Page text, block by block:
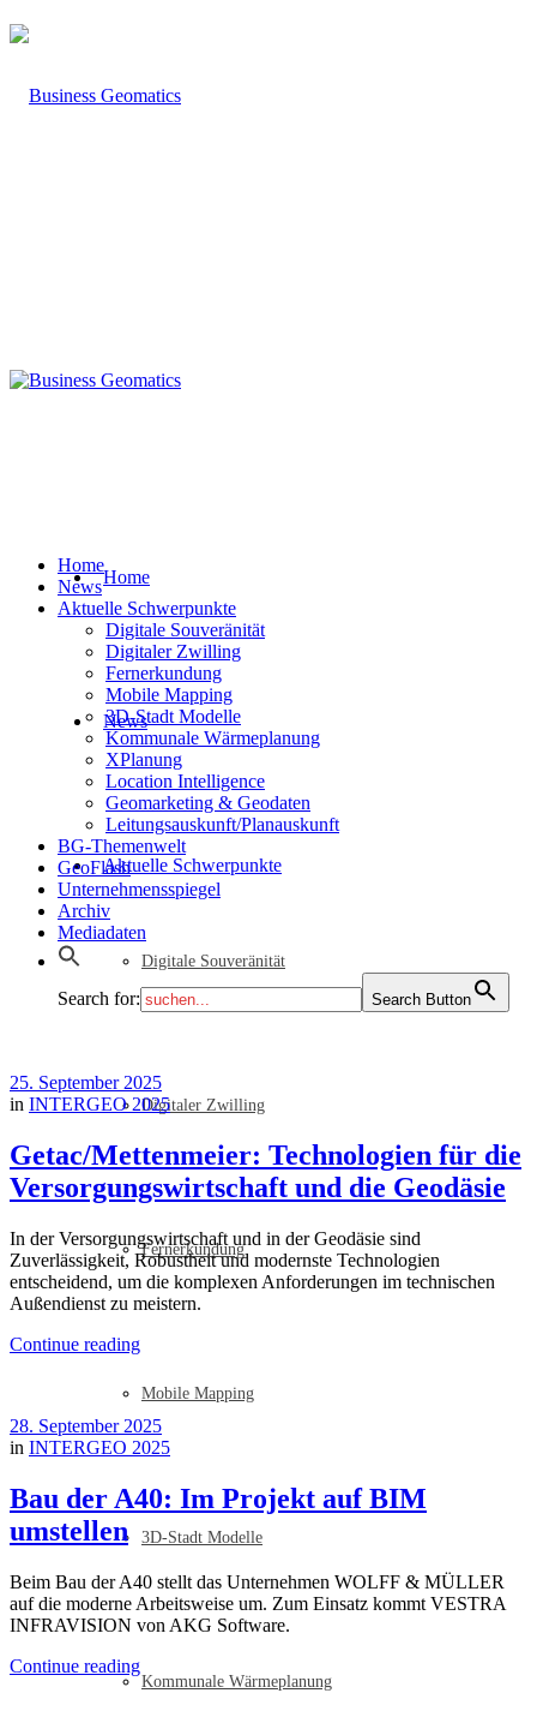
Home
News
Aktuelle Schwerpunkte
Digitale Souveränität
Digitaler Zwilling
Fernerkundung
Mobile Mapping
3D-Stadt Modelle
Kommunale Wärmeplanung
Home
News
Aktuelle Schwerpunkte
Digitale Souveränität
Digitaler Zwilling
Fernerkundung
Mobile Mapping
3D-Stadt Modelle
Kommunale Wärmeplanung
XPlanung
Location Intelligence
Geomarketing & Geodaten
Leitungsauskunft/Planauskunft
BG-Themenwelt
GeoFlash
Unternehmensspiegel
Archiv
Mediadaten
Search for: Search Button
25. September 2025
in INTERGEO 2025
Getac/Mettenmeier: Technologien für die
Versorgungswirtschaft und die Geodäsie
In der Versorgungswirtschaft und in der Geodäsie sind
Zuverlässigkeit, Robustheit und modernste Technologien
entscheidend, um die komplexen Anforderungen im technischen
Außendienst zu meistern.
Continue reading
28. September 2025
in INTERGEO 2025
Bau der A40: Im Projekt auf BIM
umstellen
Beim Bau der A40 stellt das Unternehmen WOLFF & MÜLLER
auf die moderne Arbeitsweise um. Zum Einsatz kommt VESTRA
INFRAVISION von AKG Software.
Continue reading